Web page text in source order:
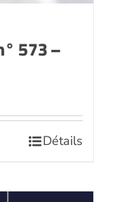
573 –
Détails